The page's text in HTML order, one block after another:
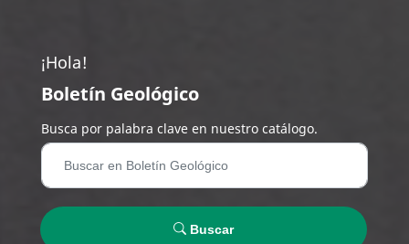
¡Hola!
Boletín Geológico
Busca por palabra clave en nuestro catálogo.
Buscar